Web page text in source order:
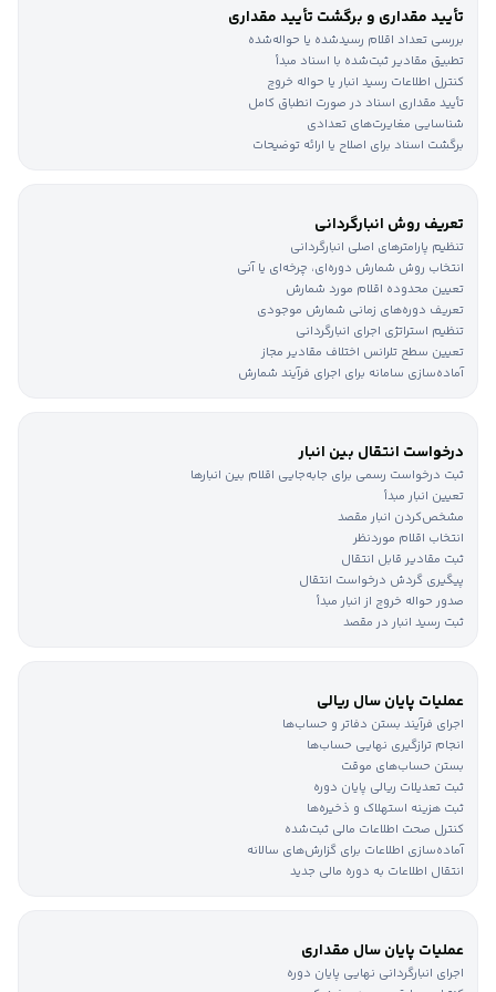
ارتباط ضعیف و کندبین انبار و
بخش‌های درخواست‌کننده.
شفافیت جریان کار:
لحظه‌ای درخواست‌ها از ثبت تا تحویل،
نبود کنترل و گزارش‌گیری ناکافیو
مقاومت در برابر تحول.
گزارش‌گیری دقیق
تأیید مقداری و برگشت تأیید مقداری
بررسی تعداد اقلام رسیدشده یا حواله‌شده
تطبیق مقادیر ثبت‌شده با اسناد مبدأ
کنترل اطلاعات رسید انبار یا حواله خروج
تأیید مقداری اسناد در صورت انطباق کامل
شناسایی مغایرت‌های تعدادی
برگشت اسناد برای اصلاح یا ارائه توضیحات
تعریف روش انبارگردانی
تنظیم پارامترهای اصلی انبارگردانی
انتخاب روش شمارش دوره‌ای، چرخه‌ای یا آنی
تعیین محدوده اقلام مورد شمارش
تعریف دوره‌های زمانی شمارش موجودی
تنظیم استراتژی اجرای انبارگردانی
تعیین سطح تلرانس اختلاف مقادیر مجاز
آماده‌سازی سامانه برای اجرای فرآیند شمارش
درخواست انتقال بین انبار
ثبت درخواست رسمی برای جابه‌جایی اقلام بین انبارها
تعیین انبار مبدأ
مشخص‌کردن انبار مقصد
انتخاب اقلام موردنظر
ثبت مقادیر قابل انتقال
پیگیری گردش درخواست انتقال
صدور حواله خروج از انبار مبدأ
ثبت رسید انبار در مقصد
عملیات پایان سال ریالی
اجرای فرآیند بستن دفاتر و حساب‌ها
انجام ترازگیری نهایی حساب‌ها
بستن حساب‌های موقت
ثبت تعدیلات ریالی پایان دوره
ثبت هزینه استهلاک و ذخیره‌ها
کنترل صحت اطلاعات مالی ثبت‌شده
آماده‌سازی اطلاعات برای گزارش‌های سالانه
انتقال اطلاعات به دوره مالی جدید
عملیات پایان سال مقداری
اجرای انبارگردانی نهایی پایان دوره